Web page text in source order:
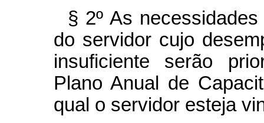
§ 2º As
do servidor cujo
insuficiente serão
Plano Anual de
qual o servidor esteja